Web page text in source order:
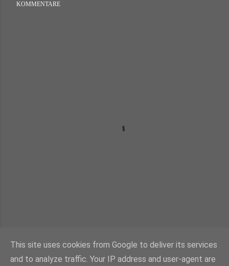
KOMMENTARE
This site uses cookies from Google to deliver its services
and to analyze traffic. Your IP address and user-agent are